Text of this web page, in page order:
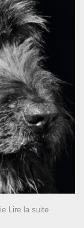
Lire la suite